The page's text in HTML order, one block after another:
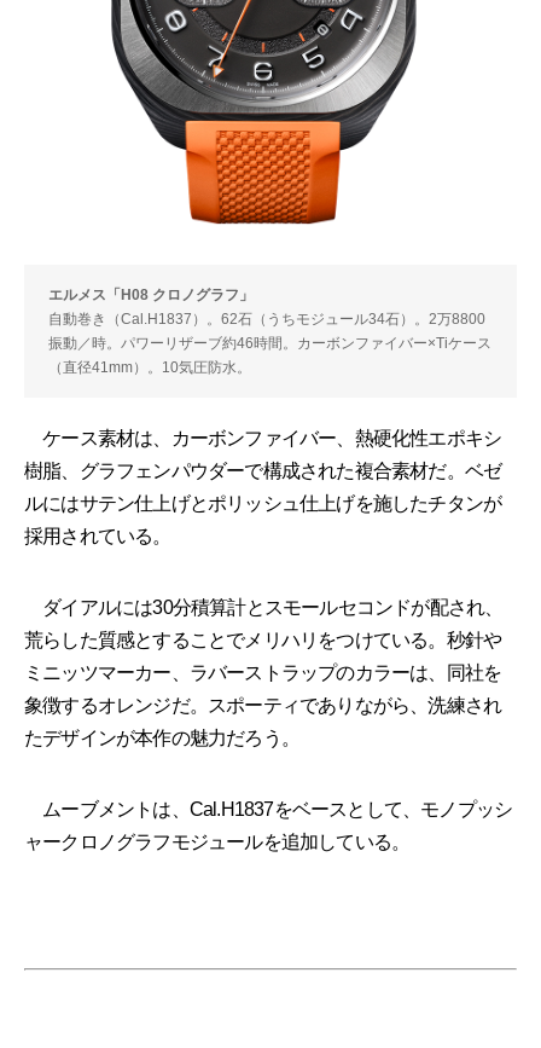
エルメス「H08 クロノグラフ」
自動巻き（Cal.H1837）。62石（うちモジュール34石）。2万8800
振動／時。パワーリザーブ約46時間。カーボンファイバー×Tiケース
（直径41mm）。10気圧防水。
ケース素材は、カーボンファイバー、熱硬化性エポキシ
樹脂、グラフェンパウダーで構成された複合素材だ。ベゼ
ルにはサテン仕上げとポリッシュ仕上げを施したチタンが
採用されている。
ダイアルには30分積算計とスモールセコンドが配され、
荒らした質感とすることでメリハリをつけている。秒針や
ミニッツマーカー、ラバーストラップのカラーは、同社を
象徴するオレンジだ。スポーティでありながら、洗練され
たデザインが本作の魅力だろう。
ムーブメントは、Cal.H1837をベースとして、モノプッシ
ャークロノグラフモジュールを追加している。